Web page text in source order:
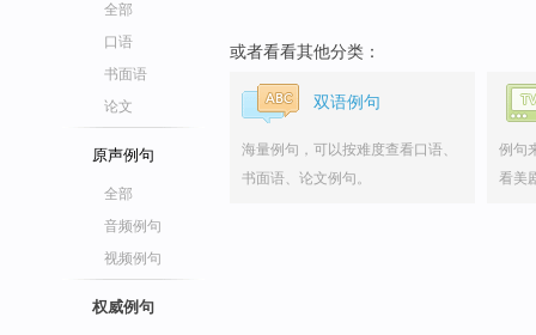
全部
口语
书面语
论文
原声例句
全部
音频例句
视频例句
权威例句
或者看看其他分类：
双语例句
海量例句，可以按难度查看口语、
书面语、论文例句。
例句
看美